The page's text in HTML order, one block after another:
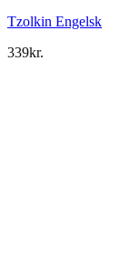
Tzolkin Engelsk
339kr.